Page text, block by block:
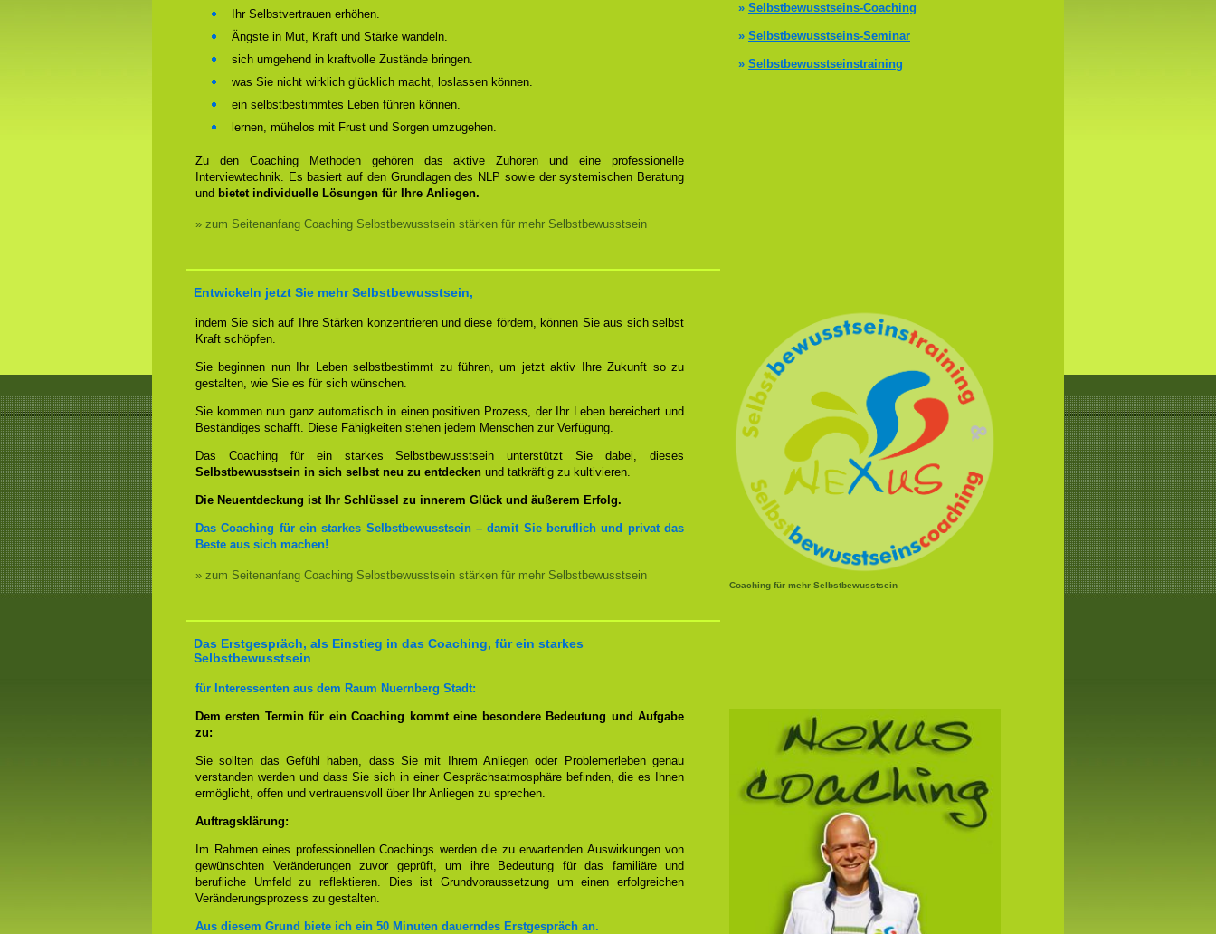
» Selbstbewusstseins-Coaching
» Selbstbewusstseins-Seminar
» Selbstbewusstseinstraining
Ihr Selbstvertrauen erhöhen.
Ängste in Mut, Kraft und Stärke wandeln.
sich umgehend in kraftvolle Zustände bringen.
was Sie nicht wirklich glücklich macht, loslassen können.
ein selbstbestimmtes Leben führen können.
lernen, mühelos mit Frust und Sorgen umzugehen.
Zu den Coaching Methoden gehören das aktive Zuhören und eine professionelle
Interviewtechnik. Es basiert auf den Grundlagen des NLP sowie der systemischen Beratung
und bietet individuelle Lösungen für Ihre Anliegen.
» zum Seitenanfang Coaching Selbstbewusstsein stärken für mehr Selbstbewusstsein
Entwickeln jetzt Sie mehr Selbstbewusstsein,
Coaching für mehr Selbstbewusstsein
indem Sie sich auf Ihre Stärken konzentrieren und diese fördern, können Sie aus sich selbst
Kraft schöpfen.
Sie beginnen nun Ihr Leben selbstbestimmt zu führen, um jetzt aktiv Ihre Zukunft so zu
gestalten, wie Sie es für sich wünschen.
Sie kommen nun ganz automatisch in einen positiven Prozess, der Ihr Leben bereichert und
Beständiges schafft. Diese Fähigkeiten stehen jedem Menschen zur Verfügung.
Das Coaching für ein starkes Selbstbewusstsein unterstützt Sie dabei, dieses
Selbstbewusstsein in sich selbst neu zu entdecken und tatkräftig zu kultivieren.
Die Neuentdeckung ist Ihr Schlüssel zu innerem Glück und äußerem Erfolg.
Das Coaching für ein starkes Selbstbewusstsein – damit Sie beruflich und privat das
Beste aus sich machen!
» zum Seitenanfang Coaching Selbstbewusstsein stärken für mehr Selbstbewusstsein
Das Erstgespräch, als Einstieg in das Coaching, für ein starkes
Selbstbewusstsein
für Interessenten aus dem Raum Nuernberg Stadt:
Dem ersten Termin für ein Coaching kommt eine besondere Bedeutung und Aufgabe
zu:
Sie sollten das Gefühl haben, dass Sie mit Ihrem Anliegen oder Problemerleben genau
verstanden werden und dass Sie sich in einer Gesprächsatmosphäre befinden, die es Ihnen
ermöglicht, offen und vertrauensvoll über Ihr Anliegen zu sprechen.
Auftragsklärung:
Im Rahmen eines professionellen Coachings werden die zu erwartenden Auswirkungen von
gewünschten Veränderungen zuvor geprüft, um ihre Bedeutung für das familiäre und
berufliche Umfeld zu reflektieren. Dies ist Grundvoraussetzung um einen erfolgreichen
Veränderungsprozess zu gestalten.
Aus diesem Grund biete ich ein 50 Minuten dauerndes Erstgespräch an.